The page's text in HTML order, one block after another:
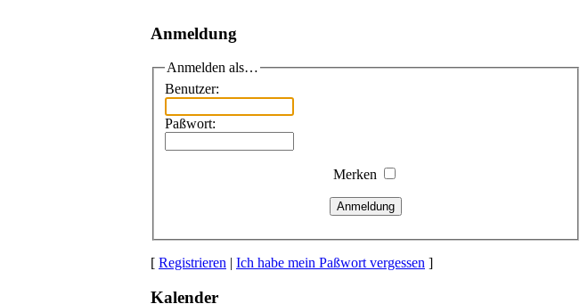
Anmeldung
Anmelden als…
Benutzer:
Paßwort:
Merken
Anmeldung
[ Registrieren | Ich habe mein Paßwort vergessen ]
Kalender